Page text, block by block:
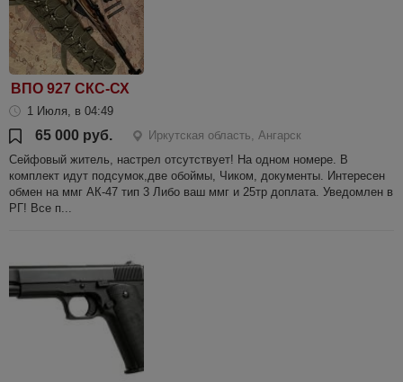
ВПО 927 СКС-СХ
1 Июля, в 04:49
65 000 руб.
Иркутская область, Ангарск
Сейфовый житель, настрел отсутствует! На одном номере. В
комплект идут подсумок,две обоймы, Чиком, документы. Интересен
обмен на ммг АК-47 тип 3 Либо ваш ммг и 25тр доплата. Уведомлен в
РГ! Все п...